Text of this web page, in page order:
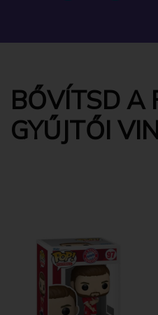
BŐVÍTSD A
GYŰJTŐI